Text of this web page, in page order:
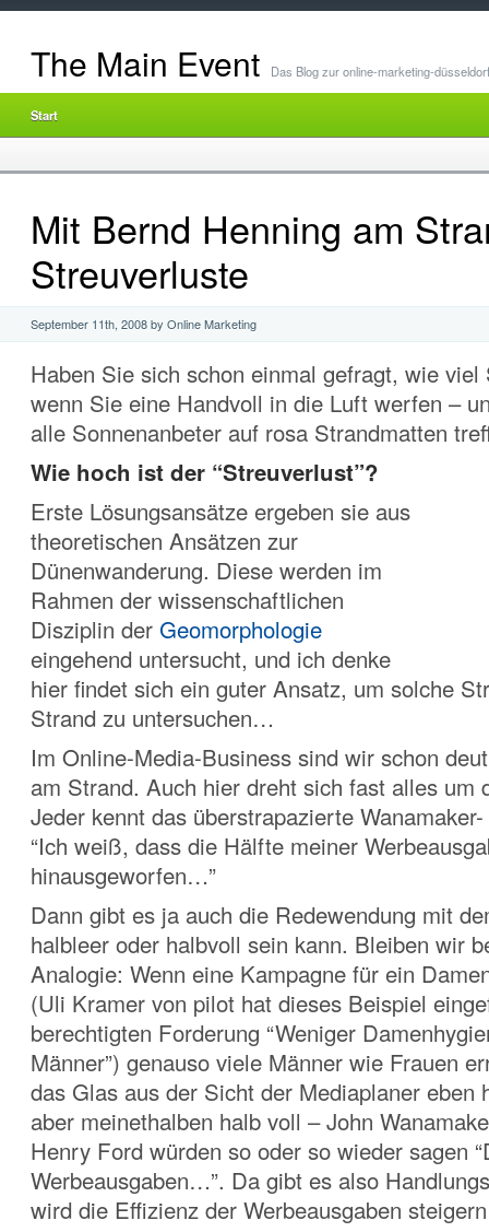
The Main Event Das Blog zur online-marketing-düsseldorf
Start
Mit Bernd Henning am
Streuverluste
September 11th, 2008 by Online Marketing
Haben Sie sich schon einmal gefragt, wie
wenn Sie eine Handvoll in die Luft werfen –
alle Sonnenanbeter auf rosa Strandmatten
Wie hoch ist der “Streuverlust”?
Erste Lösungsansätze ergeben sie aus
theoretischen Ansätzen zur
Dünenwanderung. Diese werden im
Rahmen der wissenschaftlichen
Disziplin der Geomorphologie
eingehend untersucht, und ich denke
hier findet sich ein guter Ansatz, um solche
Strand zu untersuchen…
Im Online-Media-Business sind wir schon
am Strand. Auch hier dreht sich fast alles um
Jeder kennt das überstrapazierte
“Ich weiß, dass die Hälfte meiner
hinausgeworfen…”
Dann gibt es ja auch die Redewendung mit
halbleer oder halbvoll sein kann. Bleiben wir
Analogie: Wenn eine Kampagne für ein
(Uli Kramer von pilot hat dieses Beispiel
berechtigten Forderung “Weniger
Männer”) genauso viele Männer wie Frauen
das Glas aus der Sicht der Mediaplaner eben
aber meinethalben halb voll – John
Henry Ford würden so oder so wieder sagen
Werbeausgaben…”. Da gibt es also
wird die Effizienz der Werbeausgaben